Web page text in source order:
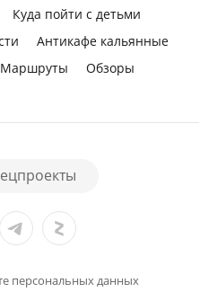
Куда пойти с детьми
Антикафе кальянные
Маршруты Обзоры
персональных данных